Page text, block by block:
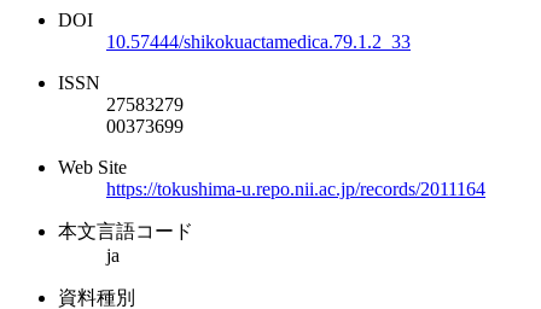
DOI
10.57444/shikokuactamedica.79.1.2_33
ISSN
27583279
00373699
Web Site
https://tokushima-u.repo.nii.ac.jp/records/2011164
本文言語コード
ja
資料種別